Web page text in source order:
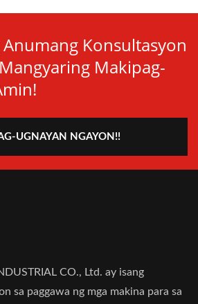
Konsultasyon
Makipag-
UGNAYAN NGAYON!!
CO., Ltd. ay isang
sa paggawa ng mga makina para sa